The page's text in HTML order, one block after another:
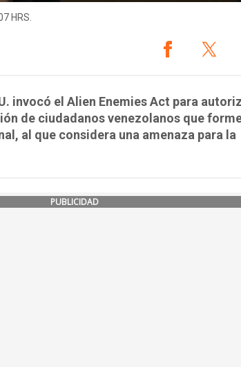
HRS.
invocó el Alien Enemies Act para
de ciudadanos venezolanos que
al que considera una amenaza para la
PUBLICIDAD